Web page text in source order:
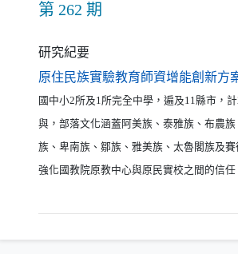
第 262 期
研究紀要
原住民族實驗教育師資增能創新方
國中小2所及1所完全中學，遍及11縣市，
與，部落文化涵蓋阿美族、泰雅族、布農族
族、卑南族、鄒族、雅美族、太魯閣族及
強化國教院原教中心與原民實校之間的信任